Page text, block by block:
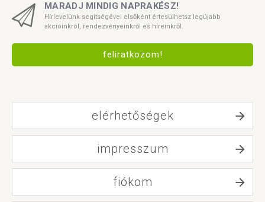
MARADJ MINDIG NAPRAKÉSZ!
Hírlevelünk segítségével elsőként értesülhetsz legújabb
akcióinkról, rendezvényeinkről és híreinkről.
feliratkozom!
elérhetőségek
impresszum
fiókom